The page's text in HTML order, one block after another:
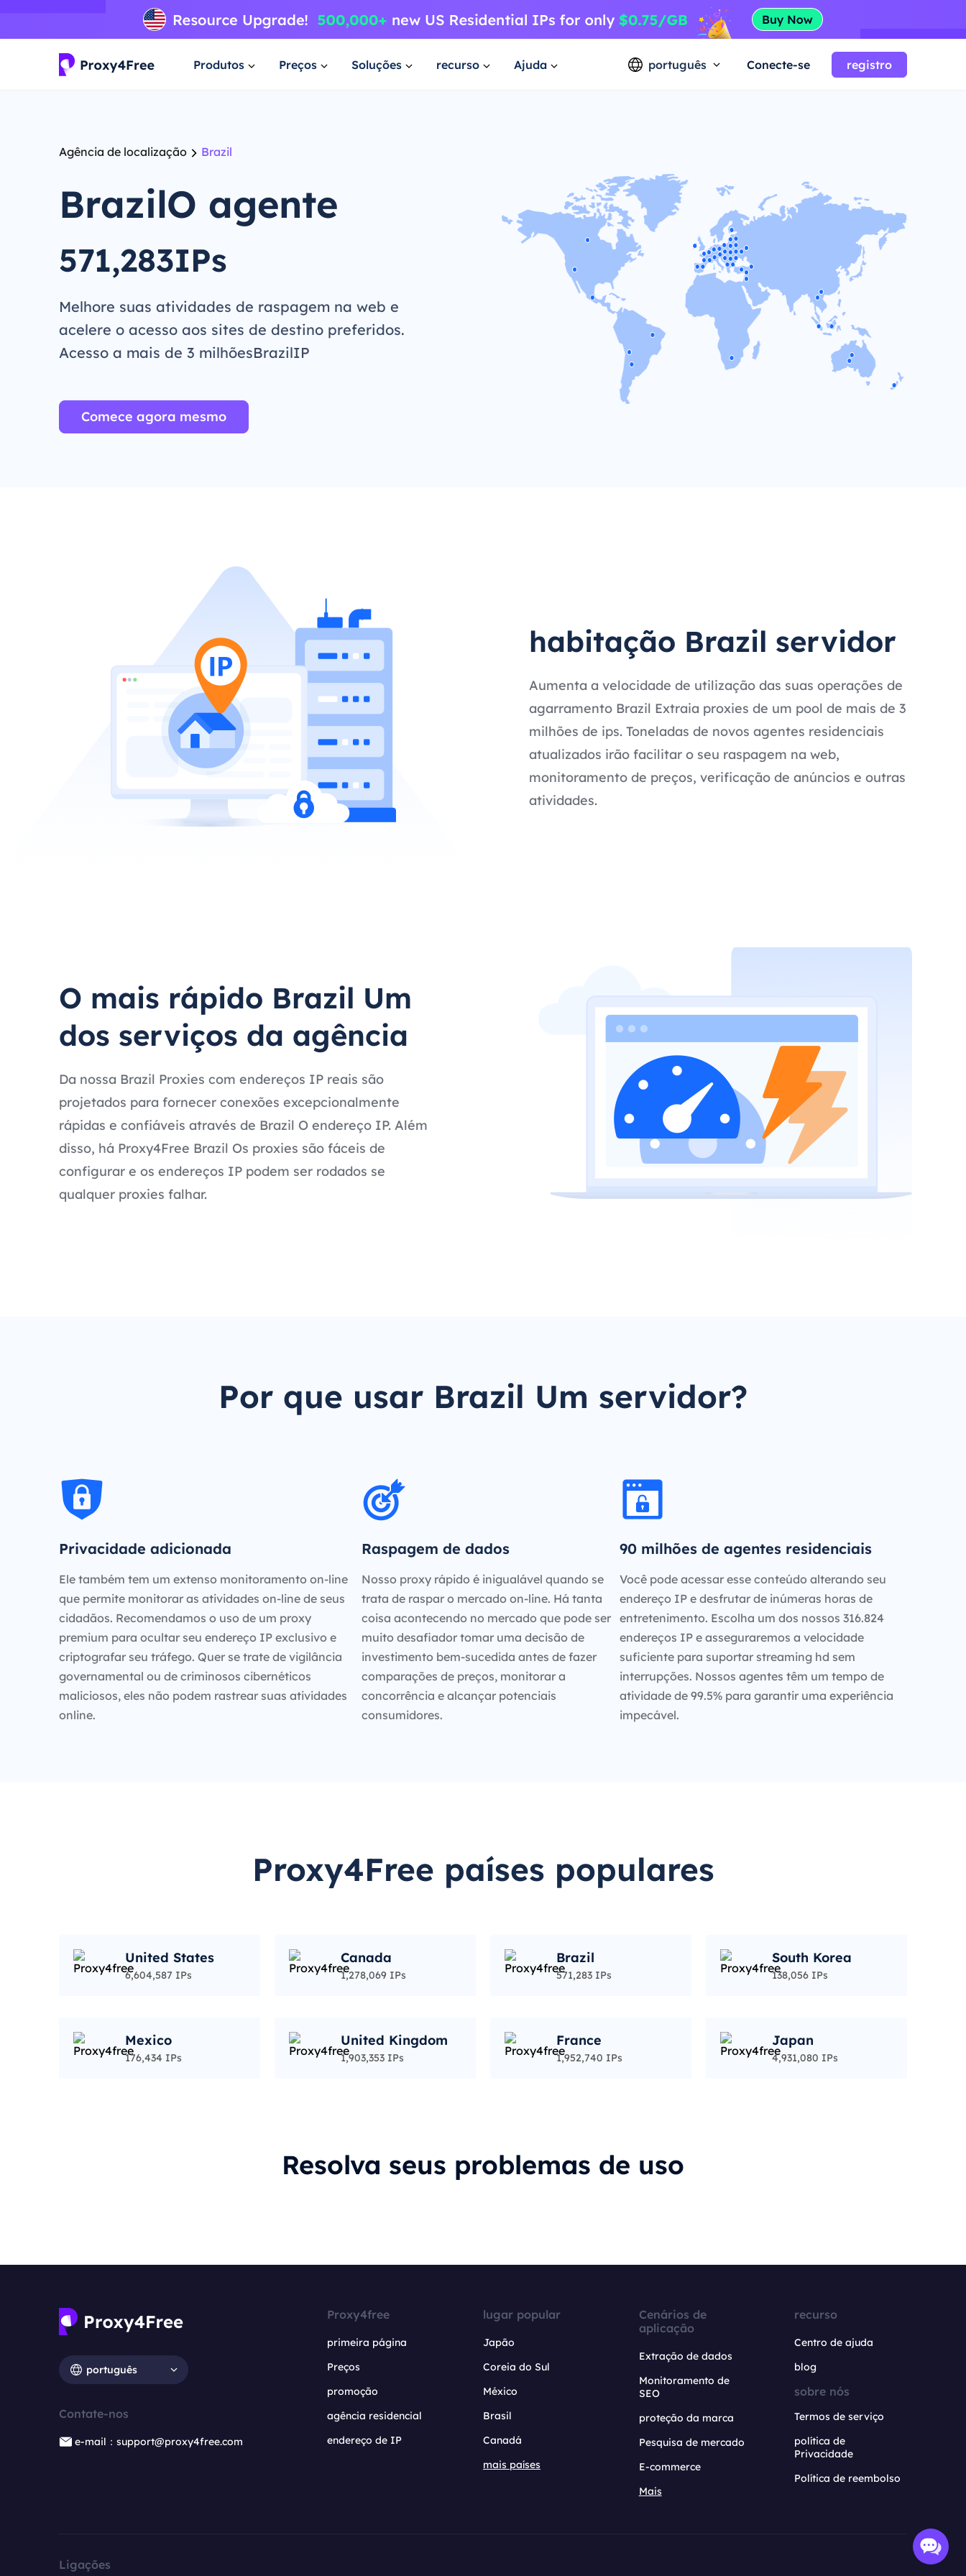
Produtos Preços Soluções recurso Ajuda português Conecte-se registro
Agência de localização Brazil
BrazilO agente
571,283IPs
Melhore suas atividades de raspagem na web e
acelere o acesso aos sites de destino preferidos.
Acesso a mais de 3 milhõesBrazilIP
Comece agora mesmo
habitação Brazil servidor
Aumenta a velocidade de utilização das suas operações de
agarramento Brazil Extraia proxies de um pool de mais de 3
milhões de ips. Toneladas de novos agentes residenciais
atualizados irão facilitar o seu raspagem na web,
monitoramento de preços, verificação de anúncios e outras
atividades.
O mais rápido Brazil Um
dos serviços da agência
Da nossa Brazil Proxies com endereços IP reais são
projetados para fornecer conexões excepcionalmente
rápidas e confiáveis através de Brazil O endereço IP. Além
disso, há Proxy4Free Brazil Os proxies são fáceis de
configurar e os endereços IP podem ser rodados se
qualquer proxies falhar.
Por que usar Brazil Um servidor?
Privacidade adicionada
Ele também tem um extenso monitoramento on-line
que permite monitorar as atividades on-line de seus
cidadãos. Recomendamos o uso de um proxy
premium para ocultar seu endereço IP exclusivo e
criptografar seu tráfego. Quer se trate de vigilância
governamental ou de criminosos cibernéticos
maliciosos, eles não podem rastrear suas atividades
online.
Raspagem de dados
Nosso proxy rápido é inigualável quando se
trata de raspar o mercado on-line. Há tanta
coisa acontecendo no mercado que pode ser
muito desafiador tomar uma decisão de
investimento bem-sucedida antes de fazer
comparações de preços, monitorar a
concorrência e alcançar potenciais
consumidores.
90 milhões de agentes residenciais
Você pode acessar esse conteúdo alterando seu
endereço IP e desfrutar de inúmeras horas de
entretenimento. Escolha um dos nossos 316.824
endereços IP e asseguraremos a velocidade
suficiente para suportar streaming hd sem
interrupções. Nossos agentes têm um tempo de
atividade de 99.5% para garantir uma experiência
impecável.
Proxy4Free países populares
United States
6,604,587 IPs
Canada
1,278,069 IPs
Brazil
571,283 IPs
South Korea
138,056 IPs
Mexico
176,434 IPs
United Kingdom
1,903,353 IPs
France
1,952,740 IPs
Japan
4,931,080 IPs
Resolva seus problemas de uso
português
Contate-nos
e-mail：support@proxy4free.com
Proxy4free
primeira página
Preços
promoção
agência residencial
endereço de IP
lugar popular
Japão
Coreia do Sul
México
Brasil
Canadá
mais países
Cenários de
aplicação
Extração de dados
Monitoramento de
SEO
proteção da marca
Pesquisa de mercado
E-commerce
Mais
recurso
Centro de ajuda
blog
sobre nós
Termos de serviço
política de
Privacidade
Política de reembolso
Ligações